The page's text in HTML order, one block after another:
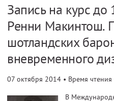
Запись на курс до
Ренни Макинтош.
шотландских
вневременного
07 октября 2014 • Время
В